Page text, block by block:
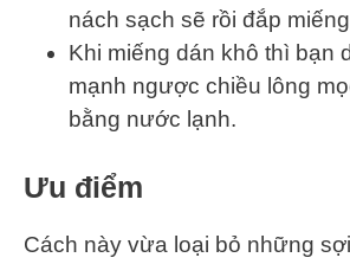
nách sạch sẽ rồi đắp
Khi miếng dán khô thì bạn
mạnh ngược chiều lông
bằng nước lạnh.
Ưu điểm
Cách này vừa loại bỏ những